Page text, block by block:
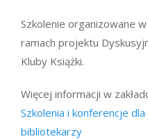
Szkolenie organizowane w
ramach projektu
Kluby Książki.
Więcej informacji w
Szkolenia i konferencje dla
bibliotekarzy